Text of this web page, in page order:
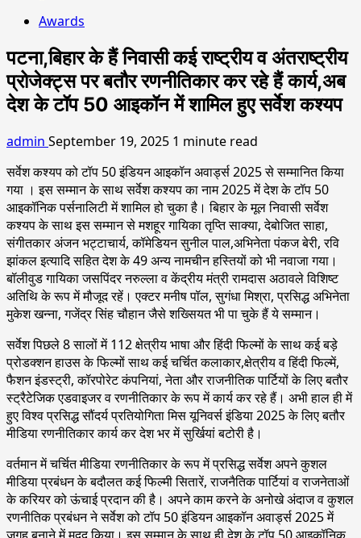
Awards
पटना,बिहार के हैं निवासी कई राष्ट्रीय व अंतराष्ट्रीय
प्रोजेक्ट्स पर बतौर रणनीतिकार कर रहे हैं कार्य,अब
देश के टॉप 50 आइकॉन में शामिल हुए सर्वेश कश्यप
admin September 19, 2025 1 minute read
सर्वेश कश्यप को टॉप 50 इंडियन आइकॉन अवार्ड्स 2025 से सम्मानित किया
गया । इस सम्मान के साथ सर्वेश कश्यप का नाम 2025 में देश के टॉप 50
आइकॉनिक पर्सनालिटी में शामिल हो चुका है। बिहार के मूल निवासी सर्वेश
कश्यप के साथ इस सम्मान से मशहूर गायिका तृप्ति साक्या, देबोजित साहा,
संगीतकार अंजन भट्टाचार्य, कॉमेडियन सुनील पाल,अभिनेता पंकज बेरी, रवि
झांकल इत्यादि सहित देश के 49 अन्य नामचीन हस्तियों को भी नवाजा गया।
बॉलीवुड गायिका जसपिंदर नरुल्ला व केंद्रीय मंत्री रामदास अठावले विशिष्ट
अतिथि के रूप में मौजूद रहें। एक्टर मनीष पॉल, सुगंधा मिश्रा, प्रसिद्ध अभिनेता
मुकेश खन्ना, गजेंद्र सिंह चौहान जैसे शख्सियत भी पा चुके हैं ये सम्मान।
सर्वेश पिछले 8 सालों में 112 क्षेत्रीय भाषा और हिंदी फिल्मों के साथ कई बड़े
प्रोडक्शन हाउस के फिल्मों साथ कई चर्चित कलाकार,क्षेत्रीय व हिंदी फिल्में,
फैशन इंडस्ट्री, कॉरपोरेट कंपनियां, नेता और राजनीतिक पार्टियों के लिए बतौर
स्ट्रैटेजिक एडवाइजर व रणनीतिकार के रूप में कार्य कर रहे हैं। अभी हाल ही में
हुए विश्व प्रसिद्ध सौंदर्य प्रतियोगिता मिस यूनिवर्स इंडिया 2025 के लिए बतौर
मीडिया रणनीतिकार कार्य कर देश भर में सुर्खियां बटोरी है।
वर्तमान में चर्चित मीडिया रणनीतिकार के रूप में प्रसिद्ध सर्वेश अपने कुशल
मीडिया प्रबंधन के बदौलत कई फिल्मी सितारें, राजनैतिक पार्टियां व राजनेताओं
के करियर को ऊंचाई प्रदान की है। अपने काम करने के अनोखे अंदाज व कुशल
रणनीतिक प्रबंधन ने सर्वेश को टॉप 50 इंडियन आइकॉन अवार्ड्स 2025 में